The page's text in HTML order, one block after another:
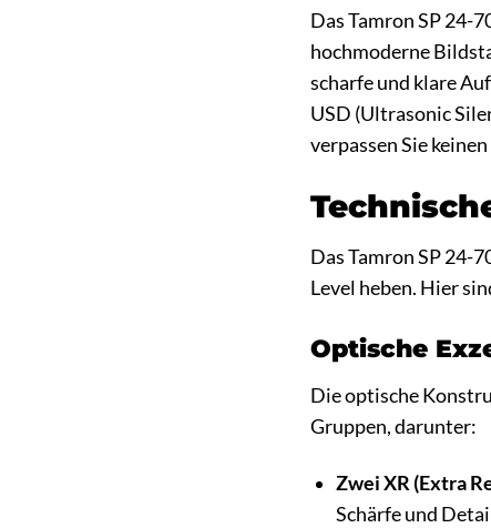
Das Tamron SP 24-
hochmoderne
scharfe und klare
USD (Ultrasonic
verpassen Sie
Das Tamron SP 24-
Level heben. Hier
Optische
Die optische
Gruppen, darunter:
Zwei XR (Extra
Schärfe und